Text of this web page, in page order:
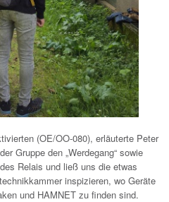
(OE/OO-080), erläuterte Peter
Gruppe den „Werdegang“ sowie
Relais und ließ uns die etwas
inspizieren, wo Geräte
und HAMNET zu finden sind.